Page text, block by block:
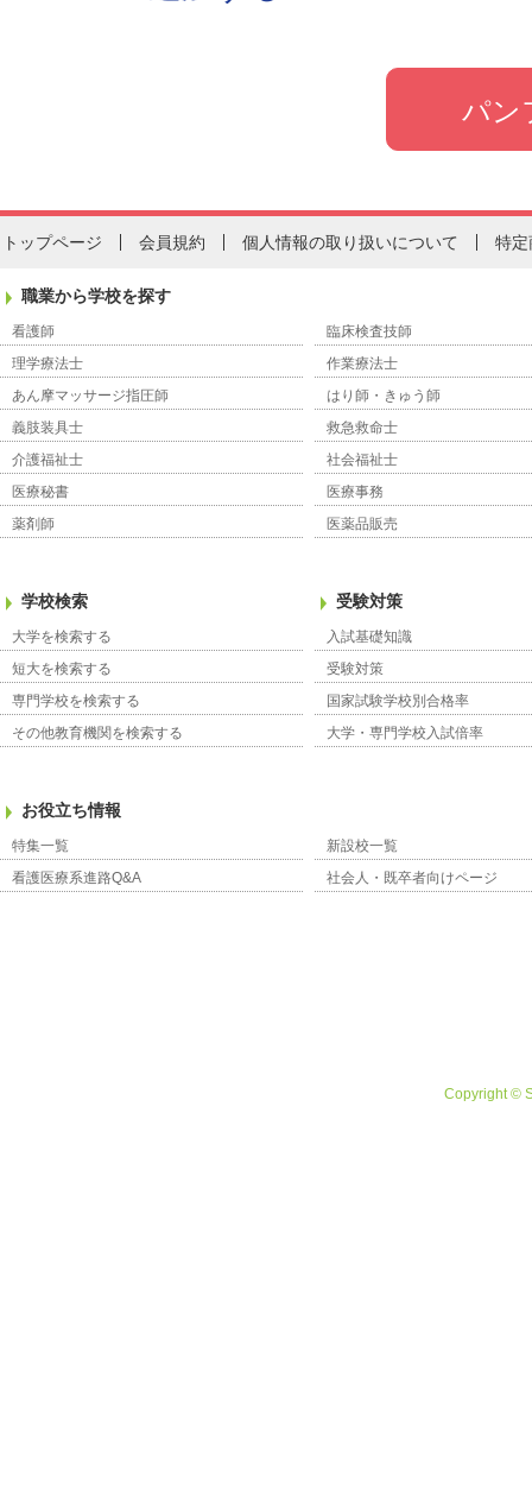
トップページ 会員規約 個人情報の取り扱いについて 特定
職業から学校を探す
看護師
臨床検査技師
理学療法士
作業療法士
あん摩マッサージ指圧師
はり師・きゅう師
義肢装具士
救急救命士
介護福祉士
社会福祉士
医療秘書
医療事務
薬剤師
医薬品販売
学校検索
大学を検索する
短大を検索する
専門学校を検索する
その他教育機関を検索する
受験対策
入試基礎知識
受験対策
国家試験学校別合格率
大学・専門学校入試倍率
お役立ち情報
特集一覧
新設校一覧
看護医療系進路Q&A
社会人・既卒者向けページ
Copyright ©